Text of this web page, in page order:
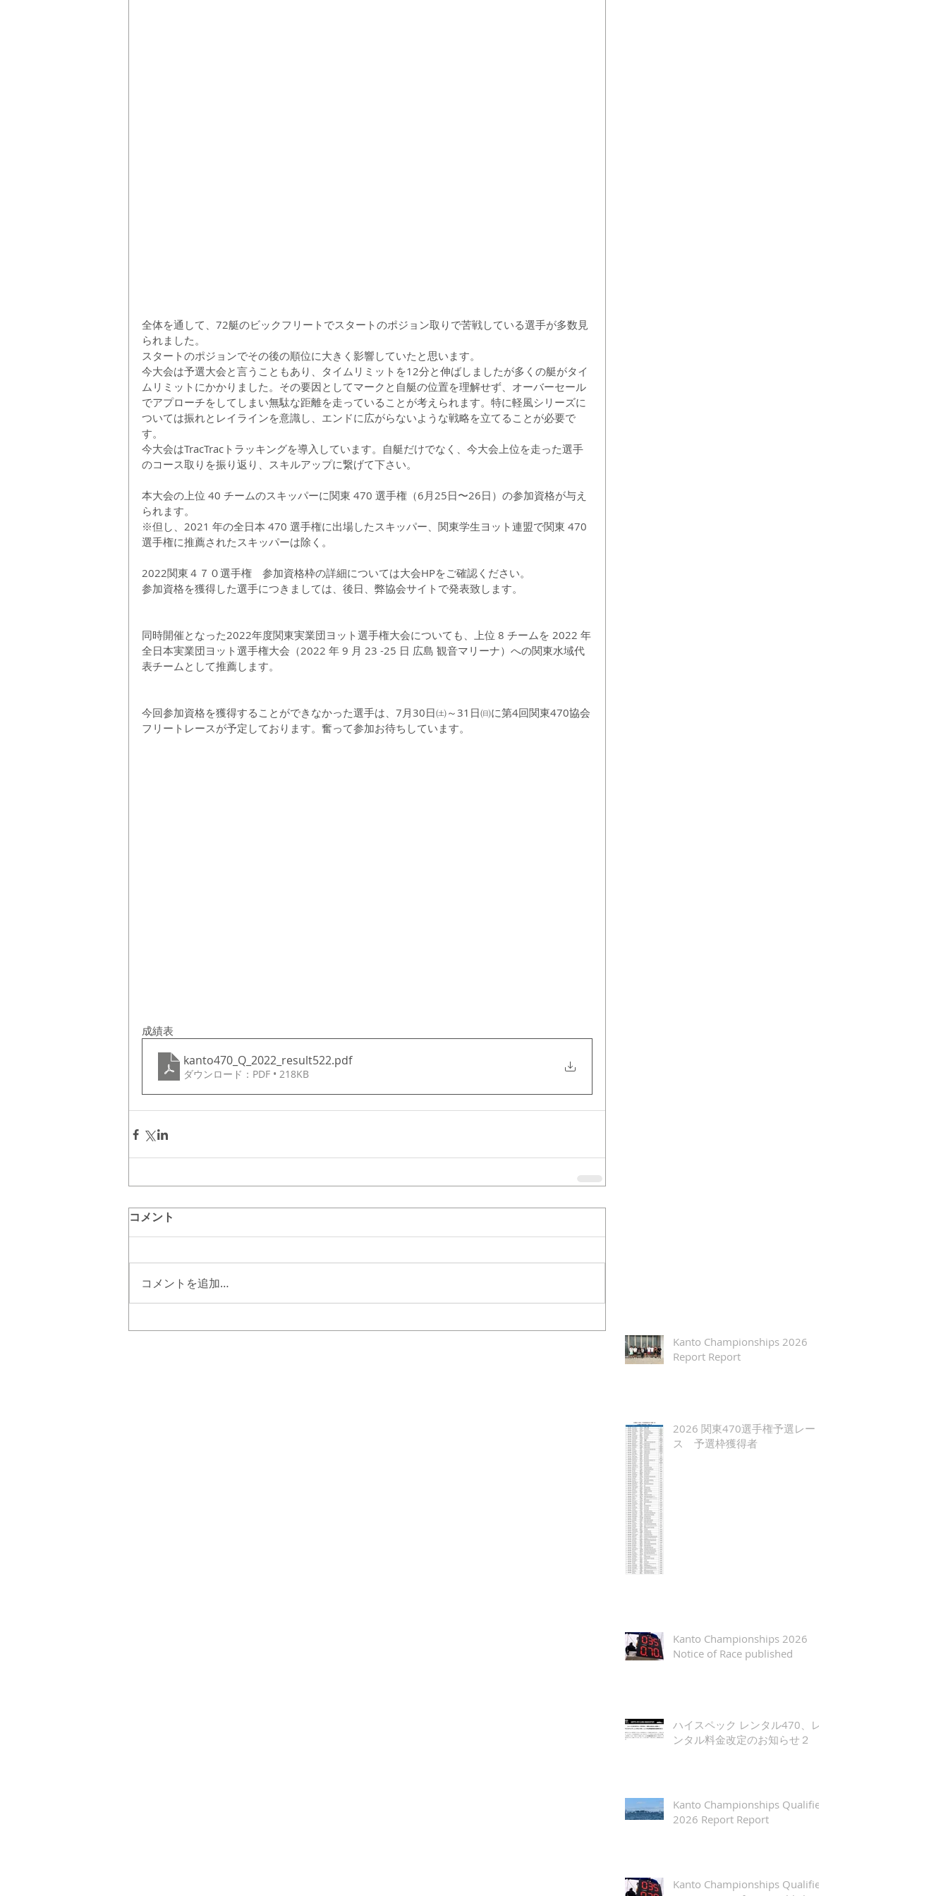
全体を通して、72艇のビックフリートでスタートのポジョン取りで苦戦している選手が多数見
られました。
スタートのポジョンでその後の順位に大きく影響していたと思います。
今大会は予選大会と言うこともあり、タイムリミットを12分と伸ばしましたが多くの艇がタイ
ムリミットにかかりました。その要因としてマークと自艇の位置を理解せず、オーバーセール
でアプローチをしてしまい無駄な距離を走っていることが考えられます。特に軽風シリーズに
ついては振れとレイラインを意識し、エンドに広がらないような戦略を立てることが必要で
す。
今大会はTracTracトラッキングを導入しています。自艇だけでなく、今大会上位を走った選手
のコース取りを振り返り、スキルアップに繋げて下さい。
本大会の上位 40 チームのスキッパーに関東 470 選手権（6月25日〜26日）の参加資格が与え
られます。
※但し、2021 年の全日本 470 選手権に出場したスキッパー、関東学生ヨット連盟で関東 470
選手権に推薦されたスキッパーは除く。
2022関東４７０選手権　参加資格枠の詳細については大会HPをご確認ください。
参加資格を獲得した選手につきましては、後日、弊協会サイトで発表致します。
同時開催となった2022年度関東実業団ヨット選手権大会についても、上位 8 チームを 2022 年
全日本実業団ヨット選手権大会（2022 年 9 月 23 -25 日 広島 観音マリーナ）への関東水域代
表チームとして推薦します。
今回参加資格を獲得することができなかった選手は、7月30日㈯～31日㈰に第4回関東470協会
フリートレースが予定しております。奮って参加お待ちしています。
成績表
kanto470_Q_2022_result522.pdf
ダウンロード：PDF • 218KB
コメント
コメントを追加…
Kanto Championships 2026
Report Report
2026 関東470選手権予選レー
ス 予選枠獲得者
Kanto Championships 2026
Notice of Race published
ハイスペック レンタル470、レ
ンタル料金改定のお知らせ２
Kanto Championships Qualifier
2026 Report Report
Kanto Championships Qualifier